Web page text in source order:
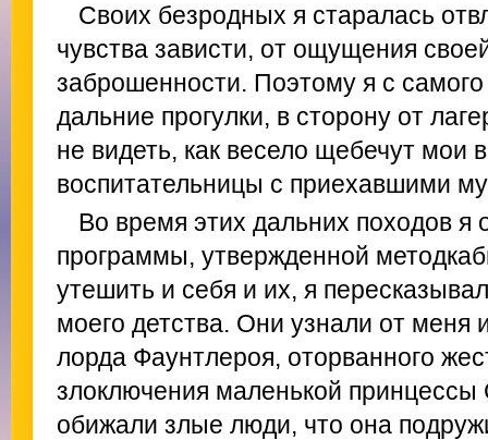
Своих безродных я старалась
чувства зависти, от ощущения
заброшенности. Поэтому я с
дальние прогулки, в сторону от
не видеть, как весело щебечут мои
воспитательницы с приехавшими
Во время этих дальних походов я
программы, утвержденной
утешить и себя и их, я
моего детства. Они узнали от меня
лорда Фаунтлероя, оторванного
злоключения маленькой
обижали злые люди, что она